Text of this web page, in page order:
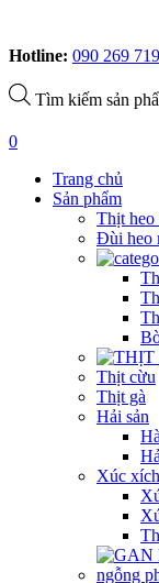
Hotline: 090 269
Tìm kiếm sản
0
Trang chủ
Sản phẩm
Thịt heo
Đùi heo
Thịt cừu
Thịt gà
Hải sản
Xúc